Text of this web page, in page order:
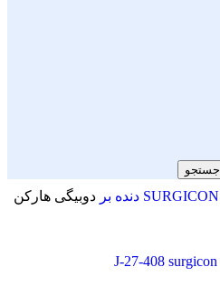
جستجو
دنده بر دوبیگی هارکن